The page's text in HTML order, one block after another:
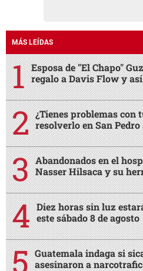
MÁS LEÍDAS
Esposa de "El Chapo"
regalo a Davis Flow y
¿Tienes problemas con
resolverlo en San Pedro
Abandonados en el
Nasser Hilsaca y su
Diez horas sin luz
este sábado 8 de agosto
Guatemala indaga si
asesinaron a